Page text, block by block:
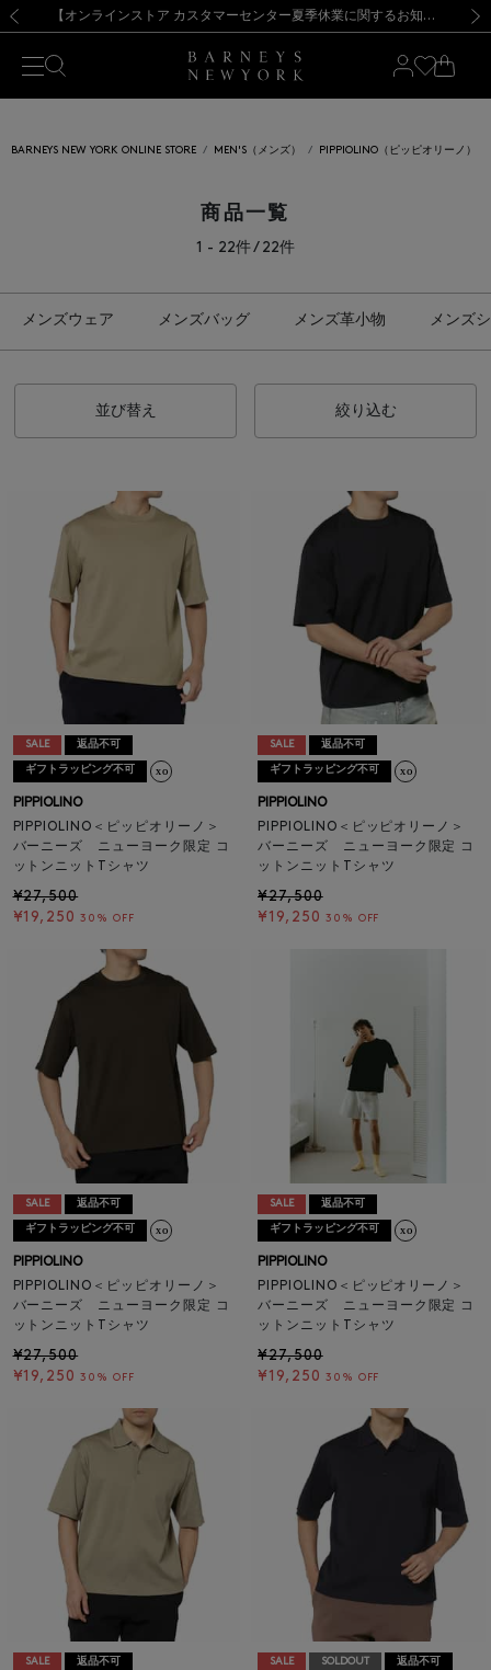
新規登録のお客様も対象！＜MY BARNEYS＞会員のお客様は11,000円（税込）以上のお買上げで常時送料無料！お買い物の際は会員登録を！
【夏季休業に伴う出荷一時停止のお知らせ】(2026.8.7) 【オンラインストア カスタマーセンター夏季休業に関するお知らせ】（2026.8.7）
【夏季休業に伴う返品・交換承り一時停止のお知らせ】（2026.8.5）
熊本県を中心とした地震の影響によるお荷物のお届けについて
【開催中】SUMMER SALEのご案内・ご注意事項 新規登録のお客様も対象！＜MY BARNEYS＞会員のお客様は11,000円（税込）以上のお買上げで常時送料無料！お買い物の際は会員登録を！
【夏季休業に伴う出荷一時停止のお知らせ】(2026.8.7)
BARNEYS NEW YORK ONLINE STORE MEN'S（メンズ） PIPPIOLINO（ピッピオリーノ）
商品一覧
1 - 22件 / 22件
メンズウェア メンズバッグ メンズ革小物 メンズ
並び替え 絞り込む
SALE 返品不可
ギフトラッピング不可
PIPPIOLINO
PIPPIOLINO＜ピッピオリーノ＞
バーニーズ ニューヨーク限定 コ
ットンニットTシャツ
¥27,500
¥19,250 30% OFF
SALE 返品不可
ギフトラッピング不可
PIPPIOLINO
PIPPIOLINO＜ピッピオリーノ＞
バーニーズ ニューヨーク限定 コ
ットンニットTシャツ
¥27,500
¥19,250 30% OFF
SALE 返品不可
ギフトラッピング不可
PIPPIOLINO
PIPPIOLINO＜ピッピオリーノ＞
バーニーズ ニューヨーク限定 コ
ットンニットTシャツ
¥27,500
¥19,250 30% OFF
SALE 返品不可
ギフトラッピング不可
PIPPIOLINO
PIPPIOLINO＜ピッピオリーノ＞
バーニーズ ニューヨーク限定 コ
ットンニットTシャツ
¥27,500
¥19,250 30% OFF
SALE 返品不可 SALE SOLDOUT 返品不可